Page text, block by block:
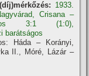
1933.
Crisana –
3:1 (1:0),
barátságos
Háda – Korányi,
II., Móré, Lázár –